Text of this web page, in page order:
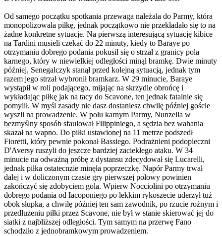
Od samego początku spotkania przewaga należała do Parmy, która
monopolizowała piłkę, jednak początkowo nie przekładało się to na
żadne konkretne sytuacje. Na pierwszą interesującą sytuację kibice
na Tardini musieli czekać do 22 minuty, kiedy to Baraye po
otrzymaniu dobrego podania pokusił się o strzał z granicy pola
karnego, który w niewielkiej odległości minął bramkę. Dwie minuty
później, Senegalczyk stanął przed kolejną sytuacją, jednak tym
razem jego strzał wybronił bramkarz. W 29 minucie, Baraye
wystąpił w roli podającego, mijając na skrzydle obrońcę i
wykładając piłkę jak na tacy do Scavone, ten jednak fatalnie się
pomylił. W myśl zasady nie dasz dostaniesz chwilę później goście
wyszli na prowadzenie. W polu karnym Parmy, Nunzella w
bezmyślny sposób sfaulował Filippiniego, a sędzia bez wahania
skazał na wapno. Do piłki ustawionej na 11 metrze podszedł
Fioretti, który pewnie pokonał Bassiego. Podrażnieni podopieczni
D'Aversy ruszyli do jeszcze bardziej zaciekłego ataku. W 34
minucie na odważną próbę z dystansu zdecydował się Lucarelli,
jednak piłka ostatecnzie minęła poprzeczkę. Napór Parmy trwał
dalej i w doliczonym czasie gry pierwszej połowy powinien
zakończyć się zdobyciem gola. Wpierw Nocciolini po otrzymaniu
dobrego podania od Iacoponiego po lekkim rykoszecie uderzył tuż
obok słupka, a chwilę później ten sam zawodnik, po rzucie rożnym i
przedłużeniu piłki przez Scavone, nie był w stanie skierować jej do
siatki z najbliższej odległości. Tym samym na przerwę Fano
schodziło z jednobramkowym prowadzeniem.